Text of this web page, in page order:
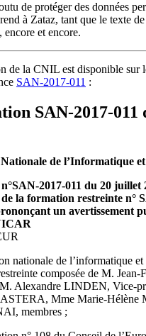
de protéger des données
à Zataz, tant que le texte
encore et encore.
de la CNIL est disponible sur
SAN-2017-011 :
SAN-2017-
de l’Informatique
2017-011 du 20 juillet
la formation restreinte n°
un avertissement
nationale de l’informatique et
composée de M.
Alexandre LINDEN, Vice-
Mme Marie-Hélène
membres ;